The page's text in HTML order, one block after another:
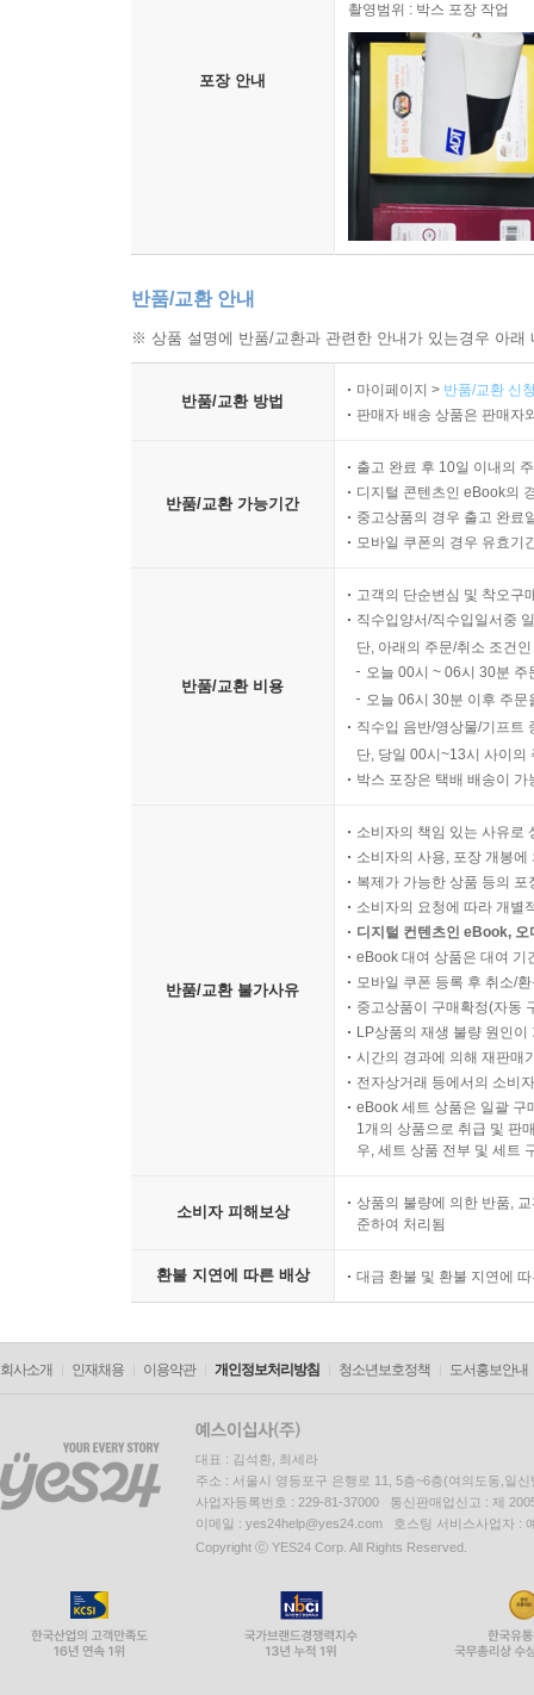
포장 안내
촬영범위 : 박스 포장 작업
반품/교환 안내
※ 상품 설명에 반품/교환과 관련한 안내가 있는경우 아
반품/교환 방법
마이페이지 > 반품/교환 신
판매자 배송 상품은 판매자
반품/교환 가능기간
출고 완료 후 10일 이내의
디지털 콘텐츠인 eBook의
중고상품의 경우 출고 완료
모바일 쿠폰의 경우 유효기
반품/교환 비용
고객의 단순변심 및 착오구
직수입양서/직수입일서중
단, 아래의 주문/취소 조건
오늘 00시 ~ 06시 30분
오늘 06시 30분 이후 주
직수입 음반/영상물/기프트
단, 당일 00시~13시 사이의
박스 포장은 택배 배송이
반품/교환 불가사유
소비자의 책임 있는 사유로
소비자의 사용, 포장 개봉
복제가 가능한 상품 등의
소비자의 요청에 따라 개별
디지털 컨텐츠인 eBook,
eBook 대여 상품은 대여 기
모바일 쿠폰 등록 후 취소/
중고상품이 구매확정(자동
LP상품의 재생 불량 원인
시간의 경과에 의해 재판매
전자상거래 등에서의 소비
eBook 세트 상품은 일괄 구
1개의 상품으로 취급 및 판
우, 세트 상품 전부 및 세트
소비자 피해보상
상품의 불량에 의한 반품,
준하여 처리됨
환불 지연에 따른 배상 대금 환불 및 환불 지연에
회사소개 인재채용 이용약관 개인정보처리방침 청소년보호정책 도서홍보안내
대표 : 김석환, 최세라
주소 : 서울시 영등포구 은행로 11, 5층~6층(여의도동,일신
사업자등록번호 : 229-81-37000 통신판매업신고 : 제
이메일 : yes24help@yes24.com 호스팅 서비스사업자 :
Copyright ⓒ YES24 Corp. All Rights Reserved.